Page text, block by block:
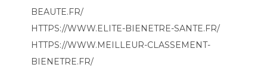
BEAUTE.FR/
HTTPS://WWW.ELITE-BIENETRE-SANTE.FR/
HTTPS://WWW.MEILLEUR-CLASSEMENT-
BIENETRE.FR/